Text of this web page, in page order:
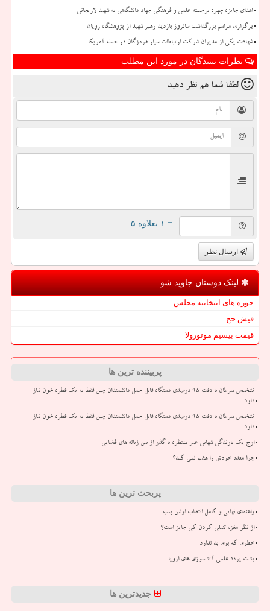
اهدای جایزه چهره برجسته علمی و فرهنگی جهاد دانشگاهی به شهید لاریجانی
برگزاری مراسم بزرگداشت سالروز بازدید رهبر شهید از پژوهشگاه رویان
شهادت یکی از مدیران شرکت ارتباطات سیار هرمزگان در حمله آمریکا
نظرات بینندگان در مورد این مطلب
لطفا شما هم نظر دهید
= ۱ بعلاوه ۵
ارسال نظر
لینک دوستان جاوید شو
حوزه های انتخابیه مجلس
فیش حج
قیمت بیسیم موتورولا
پربیننده ترین ها
تشخیص سرطان با دقت ۹۵ درصدی دستگاه قابل حمل دانشمندان چین فقط به یک قطره خون نیاز
دارد
تشخیص سرطان با دقت ۹۵ درصدی دستگاه قابل حمل دانشمندان چین فقط به یک قطره خون نیاز
دارد
اوج یک بارندگی شهابی غیر منتظره با گذر از بین زباله های فضایی
چرا معده خودش را هضم نمی کند؟
پربحث ترین ها
راهنمای نهایی و کامل انتخاب اولین پیپ
از نظر مغز، تنبلی کردن کی جایز است؟
خطری که بوی بد ندارد
پشت پرده علمی آتشسوزی های اروپا
جدیدترین ها